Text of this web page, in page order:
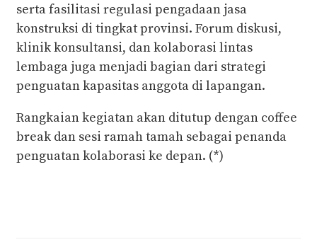
serta fasilitasi regulasi pengadaan jasa
konstruksi di tingkat provinsi. Forum diskusi,
klinik konsultansi, dan kolaborasi lintas
lembaga juga menjadi bagian dari strategi
penguatan kapasitas anggota di lapangan.
Rangkaian kegiatan akan ditutup dengan coffee
break dan sesi ramah tamah sebagai penanda
penguatan kolaborasi ke depan. (*)